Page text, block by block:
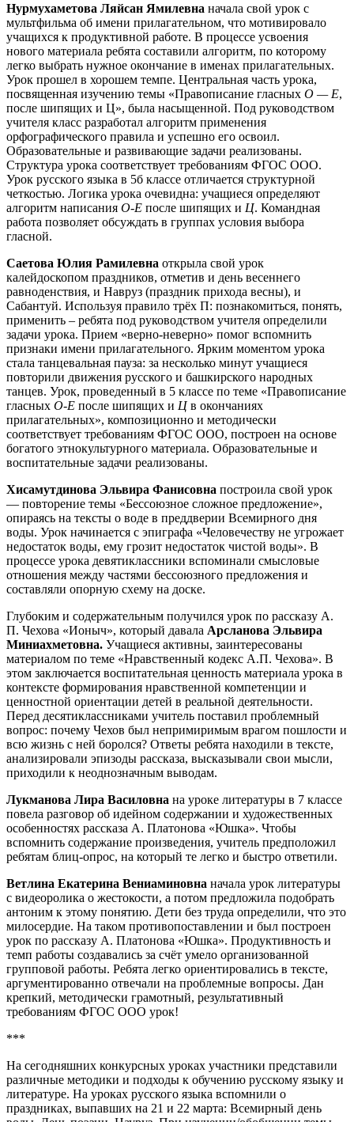
Нурмухаметова Ляйсан Ямилевна начала свой урок с
мультфильма об имени прилагательном, что мотивировало
учащихся к продуктивной работе. В процессе усвоения
нового материала ребята составили алгоритм, по которому
легко выбрать нужное окончание в именах прилагательных.
Урок прошел в хорошем темпе. Центральная часть урока,
посвященная изучению темы «Правописание гласных О — Е,
после шипящих и Ц», была насыщенной. Под руководством
учителя класс разработал алгоритм применения
орфографического правила и успешно его освоил.
Образовательные и развивающие задачи реализованы.
Структура урока соответствует требованиям ФГОС ООО.
Урок русского языка в 5б классе отличается структурной
четкостью. Логика урока очевидна: учащиеся определяют
алгоритм написания О-Е после шипящих и Ц. Командная
работа позволяет обсуждать в группах условия выбора
гласной.
Саетова Юлия Рамилевна открыла свой урок
калейдоскопом праздников, отметив и день весеннего
равноденствия, и Навруз (праздник прихода весны), и
Сабантуй. Используя правило трёх П: познакомиться, понять,
применить – ребята под руководством учителя определили
задачи урока. Прием «верно-неверно» помог вспомнить
признаки имени прилагательного. Ярким моментом урока
стала танцевальная пауза: за несколько минут учащиеся
повторили движения русского и башкирского народных
танцев. Урок, проведенный в 5 классе по теме «Правописание
гласных О-Е после шипящих и Цв окончаниях
прилагательных», композиционно и методически
соответствует требованиям ФГОС ООО, построен на основе
богатого этнокультурного материала. Образовательные и
воспитательные задачи реализованы.
Хисамутдинова Эльвира Фанисовна построила свой урок
— повторение темы «Бессоюзное сложное предложение»,
опираясь на тексты о воде в преддверии Всемирного дня
воды. Урок начинается с эпиграфа «Человечеству не угрожает
недостаток воды, ему грозит недостаток чистой воды». В
процессе урока девятиклассники вспоминали смысловые
отношения между частями бессоюзного предложения и
составляли опорную схему на доске.
Глубоким и содержательным получился урок по рассказу А.
П. Чехова «Ионыч», который давала Арсланова Эльвира
Миниахметовна. Учащиеся активны, заинтересованы
материалом по теме «Нравственный кодекс А.П. Чехова». В
этом заключается воспитательная ценность материала урока в
контексте формирования нравственной компетенции и
ценностной ориентации детей в реальной деятельности.
Перед десятиклассниками учитель поставил проблемный
вопрос: почему Чехов был непримиримым врагом пошлости и
всю жизнь с ней боролся? Ответы ребята находили в тексте,
анализировали эпизоды рассказа, высказывали свои мысли,
приходили к неоднозначным выводам.
Лукманова Лира Василовна на уроке литературы в 7 классе
повела разговор об идейном содержании и художественных
особенностях рассказа А. Платонова «Юшка». Чтобы
вспомнить содержание произведения, учитель предположил
ребятам блиц-опрос, на который те легко и быстро ответили.
Ветлина Екатерина Вениаминовна начала урок литературы
с видеоролика о жестокости, а потом предложила подобрать
антоним к этому понятию. Дети без труда определили, что это
милосердие. На таком противопоставлении и был построен
урок по рассказу А. Платонова «Юшка». Продуктивность и
темп работы создавались за счёт умело организованной
групповой работы. Ребята легко ориентировались в тексте,
аргументированно отвечали на проблемные вопросы. Дан
крепкий, методически грамотный, результативный
требованиям ФГОС ООО урок!
***
На сегодняшних конкурсных уроках участники представили
различные методики и подходы к обучению русскому языку и
литературе. На уроках русского языка вспомнили о
праздниках, выпавших на 21 и 22 марта: Всемирный день